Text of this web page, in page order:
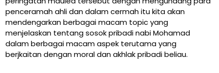
penceramah ahli dan dalam cermah itu kita akan
mendengarkan berbagai macam topic yang
menjelaskan tentang sosok pribadi nabi Mohamad
dalam berbagai macam aspek terutama yang
berjkaitan dengan moral dan akhlak pribadi beliau.